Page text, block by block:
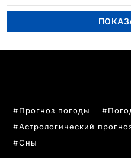
Прогноз погоды
Астрологический
Сны